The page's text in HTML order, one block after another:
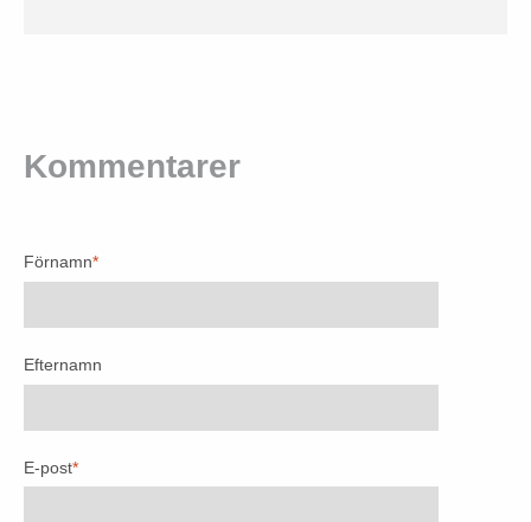
Kommentarer
Förnamn*
Efternamn
E-post*